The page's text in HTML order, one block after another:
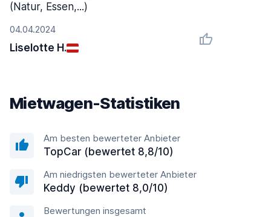
04.04.2024
Liselotte H.
(Natur, Essen,...)
Mietwagen-Statistiken
Am besten bewerteter Anbieter
TopCar (bewertet 8,8/10)
Am niedrigsten bewerteter Anbieter
Keddy (bewertet 8,0/10)
Bewertungen insgesamt